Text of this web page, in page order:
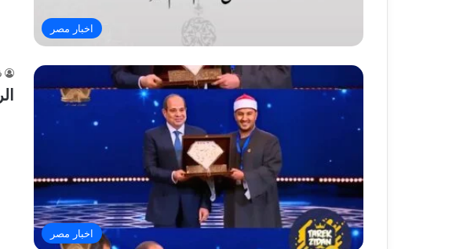
اخبار مصر
اخبار مصر